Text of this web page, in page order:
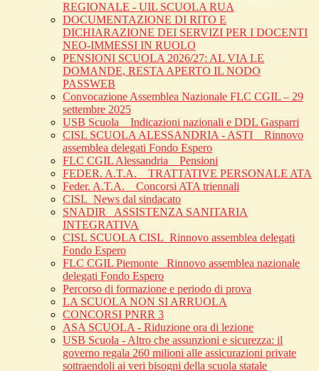
REGIONALE - UIL SCUOLA RUA
DOCUMENTAZIONE DI RITO E
DICHIARAZIONE DEI SERVIZI PER I DOCENTI
NEO-IMMESSI IN RUOLO
PENSIONI SCUOLA 2026/27: AL VIA LE
DOMANDE, RESTA APERTO IL NODO
PASSWEB
Convocazione Assemblea Nazionale FLC CGIL – 29
settembre 2025
USB Scuola _ Indicazioni nazionali e DDL Gasparri
CISL SCUOLA ALESSANDRIA - ASTI _ Rinnovo
assemblea delegati Fondo Espero
FLC CGIL Alessandria _ Pensioni
FEDER. A.T.A. _ TRATTATIVE PERSONALE ATA
Feder. A.T.A. _ Concorsi ATA triennali
CISL_News dal sindacato
SNADIR_ ASSISTENZA SANITARIA
INTEGRATIVA
CISL SCUOLA CISL_Rinnovo assemblea delegati
Fondo Espero
FLC CGIL Piemonte _Rinnovo assemblea nazionale
delegati Fondo Espero
Percorso di formazione e periodo di prova
LA SCUOLA NON SI ARRUOLA
CONCORSI PNRR 3
ASA SCUOLA - Riduzione ora di lezione
USB Scuola - Altro che assunzioni e sicurezza: il
governo regala 260 milioni alle assicurazioni private
sottraendoli ai veri bisogni della scuola statale